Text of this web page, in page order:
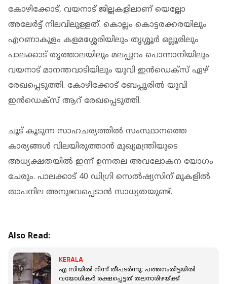
കോഴിക്കോട്, വയനാട് ജില്ലകളിലാണ് യെല്ലോ
അലേര്‍ട്ട് നിലവിലുള്ളത്. കൊല്ലം കൊട്ടരക്കരയിലും
എറണാകുളം കളമശ്ശേരിയിലും തൃശ്ശൂര്‍ ഒല്ലൂരിലും
പാലക്കാട് തൃത്താലയിലും മലപ്പുറം പൊന്നാനിയിലും
വയനാട് മാനന്തവാടിയിലും യുവി ഇന്‍ഡെക്‌സ് ഏഴ്
രേഖപ്പെടുത്തി. കോഴിക്കോട് ബേപ്പൂരില്‍ യുവി
ഇന്‍ഡെക്‌സ് ആറ് രേഖപ്പെടുത്തി.
ചൂട് കൂടുന്ന സാഹചര്യത്തിൽ സംസ്ഥാനത്തെ
കാര്യങ്ങൾ വിലയിരുത്താൻ മുഖ്യമന്ത്രിയുടെ
അധ്യക്ഷതയിൽ ഇന്ന് ഉന്നതല അവലോകന യോ​ഗം
ചേരും. പാലക്കാട് 40 ഡി​ഗ്രി സെൽഷ്യസിന് മുകളിൽ
താപനില അനുഭവപ്പെടാൻ സാധ്യതയുണ്ട്.
Also Read:
KERALA
എ സിയില്‍ നിന്ന് തീപടര്‍ന്നു; പത്തനംതിട്ടയില്‍
വയോധികര്‍ രക്ഷപ്പെട്ടത് തലനാരിഴയ്ക്ക്